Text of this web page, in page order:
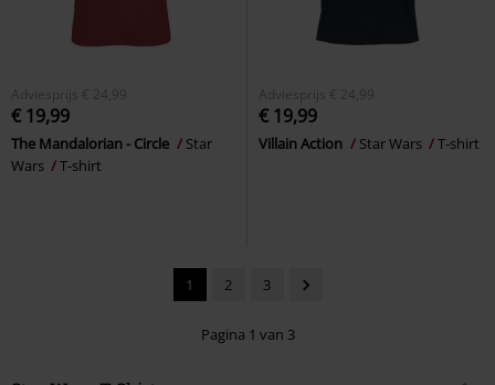
Adviesprijs € 24,99
€ 19,99
The Mandalorian - Circle
Star
Wars
T-shirt
Adviesprijs € 24,99
€ 19,99
Villain Action Star Wars T-shirt
1 2 3
Pagina 1 van 3